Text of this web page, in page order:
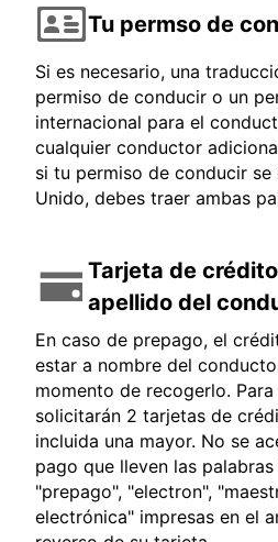
Tu permso de
Si es necesario, una
permiso de conducir o un
internacional para el
cualquier conductor
si tu permiso de conducir se
Unido, debes traer ambas
Tarjeta de
apellido del
En caso de prepago, el
estar a nombre del
momento de recogerlo.
solicitarán 2 tarjetas de
incluida una mayor. No se
pago que lleven las
"prepago", "electron",
electrónica" impresas en el